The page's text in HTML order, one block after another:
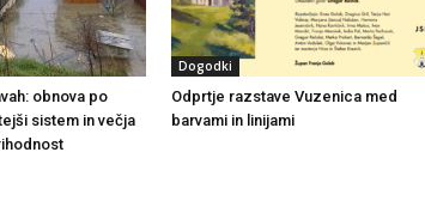
obnova po
sistem in večja
Dogodki
Odprtje razstave Vuzenica med
barvami in linijami